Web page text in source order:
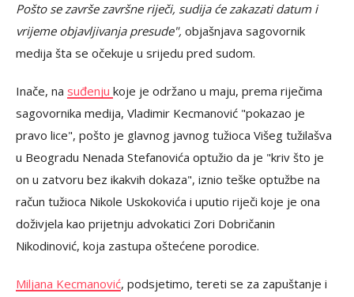
Pošto se završe završne riječi, sudija će zakazati datum i
vrijeme objavljivanja presude", objašnjava sagovornik
medija šta se očekuje u srijedu pred sudom.
Inače, na suđenju koje je održano u maju, prema riječima
sagovornika medija, Vladimir Kecmanović "pokazao je
pravo lice", pošto je glavnog javnog tužioca Višeg tužilašva
u Beogradu Nenada Stefanovića optužio da je "kriv što je
on u zatvoru bez ikakvih dokaza", iznio teške optužbe na
račun tužioca Nikole Uskokovića i uputio riječi koje je ona
doživjela kao prijetnju advokatici Zori Dobričanin
Nikodinović, koja zastupa oštećene porodice.
Miljana Kecmanović, podsjetimo, tereti se za zapuštanje i